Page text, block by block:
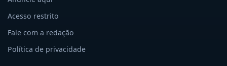
Acesso restrito
Fale com a redação
Política de privacidade